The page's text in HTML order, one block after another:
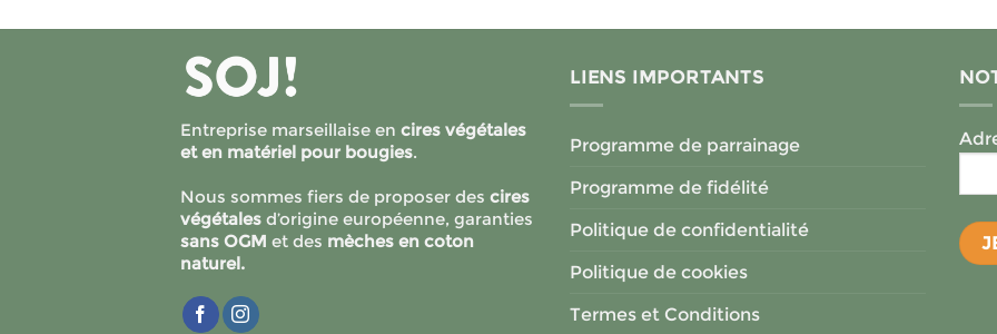
Entreprise marseillaise en cires végétales
et en matériel pour bougies.
Nous sommes fiers de proposer des cires
végétales d’origine européenne, garanties
sans OGM et des mèches en coton
naturel.
LIENS IMPORTANTS
Programme de parrainage
Programme de fidélité
Politique de confidentialité
Politique de cookies
Termes et Conditions